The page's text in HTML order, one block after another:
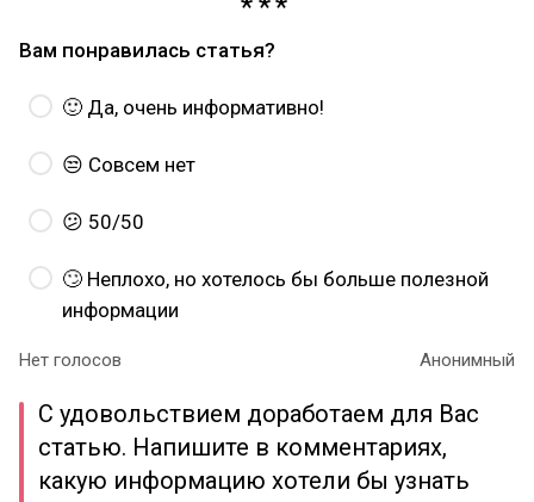
Вам понравилась статья?
🙂 Да, очень информативно!
😒 Совсем нет
😕 50/50
🙄 Неплохо, но хотелось бы больше полезной
информации
Нет голосов Анонимный
С удовольствием доработаем для Вас
статью. Напишите в комментариях,
какую информацию хотели бы узнать